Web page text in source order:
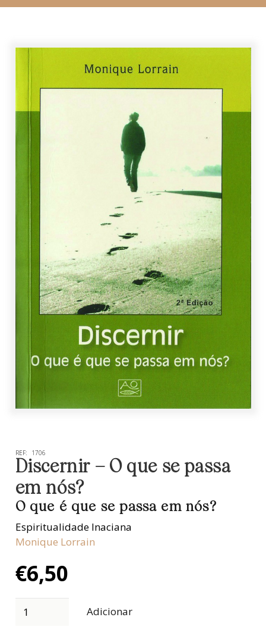
REF: 1706
Discernir – O que se passa
em nós?
O que é que se passa em nós?
Espiritualidade Inaciana
Monique Lorrain
€6,50
Adicionar